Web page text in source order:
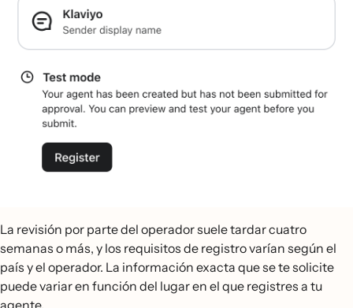
La revisión por parte del operador suele tardar cuatro
semanas o más, y los requisitos de registro varían según el
país y el operador. La información exacta que se te solicite
puede variar en función del lugar en el que registres a tu
agente.